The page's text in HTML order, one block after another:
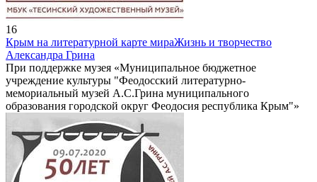
16
Крым на литературной карте мираЖизнь и творчество
Александра Грина
При поддержке музея «Муниципальное бюджетное
учреждение культуры "Феодосский литературно-
мемориальный музей А.С.Грина муниципального
образования городской округ Феодосия республика Крым"»